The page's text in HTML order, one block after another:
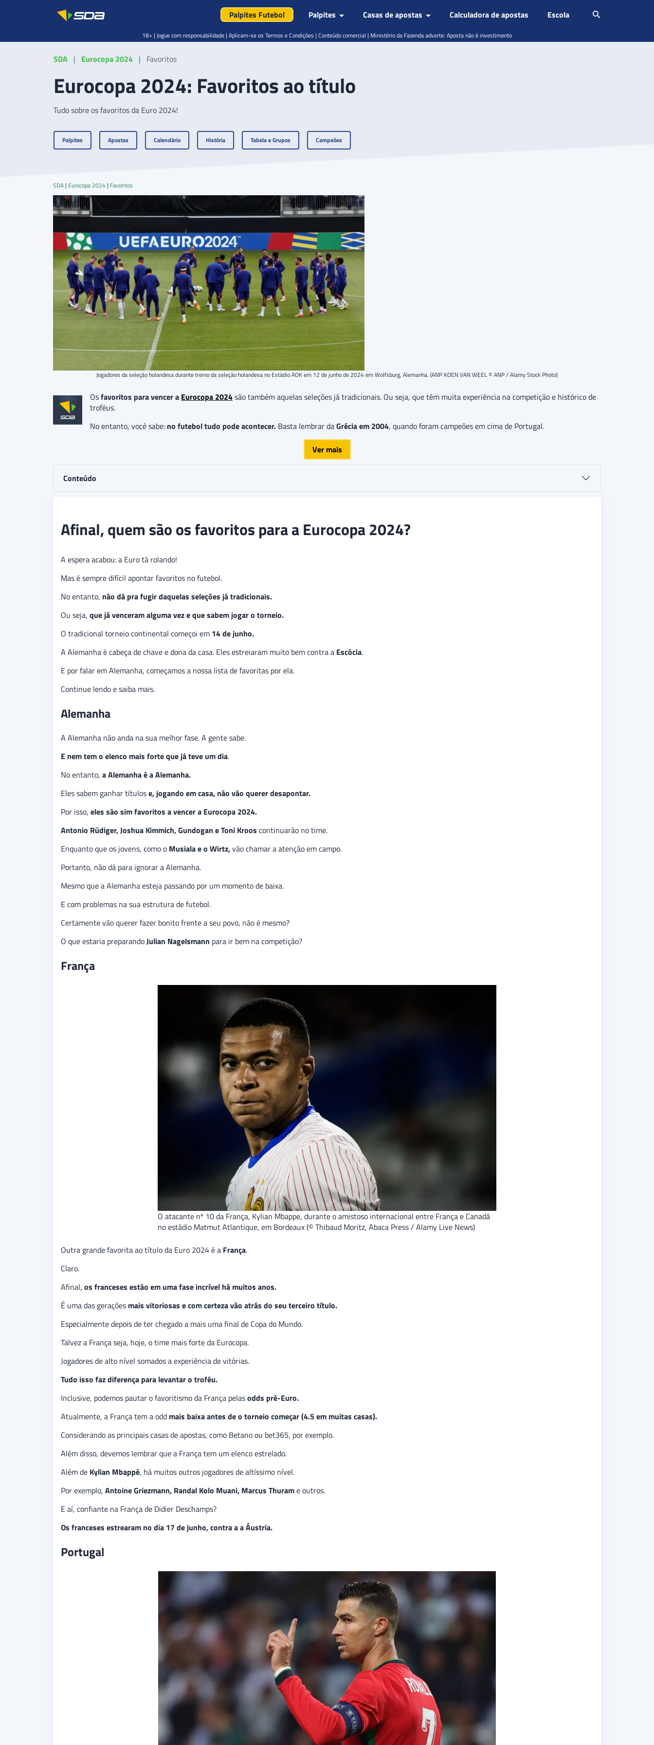
Palpites Futebol Palpites Casas de apostas Calculadora de apostas Escola
SDA | Eurocopa 2024 | Favoritos
Eurocopa 2024: Favoritos ao título
Tudo sobre os favoritos da Euro 2024!
Palpites Apostas Calendário História Tabela e Grupos Campeões
SDA | Eurocopa 2024 | Favoritos
Jogadores da seleção holandesa durante treino da seleção holandesa no Estádio AOK em 12 de junho de 2024 em Wolfsburg, Alemanha. (ANP KOEN VAN WEEL © ANP / Alamy Stock Photo)
Osfavoritos para vencer a Eurocopa 2024são também aquelas seleções já tradicionais. Ou seja, que têm muita experiência na competição e histórico de
troféus.
No entanto, você sabe: no futebol tudo pode acontecer. Basta lembrar daGrécia em 2004, quando foram campeões em cima de Portugal.
Ver mais
Conteúdo
Afinal, quem são os favoritos para a Eurocopa 2024?
A espera acabou: a Euro tá rolando!
Mas é sempre difícil apontar favoritos no futebol.
No entanto, não dá pra fugir daquelas seleções já tradicionais.
Ou seja, que já venceram alguma vez e que sabem jogar o torneio.
O tradicional torneio continental começoi em 14 de junho.
A Alemanha é cabeça de chave e dona da casa. Eles estreiaram muito bem contra a Escócia.
E por falar em Alemanha, começamos a nossa lista de favoritas por ela.
Continue lendo e saiba mais.
Alemanha
A Alemanha não anda na sua melhor fase. A gente sabe.
E nem tem o elenco mais forte que já teve um dia.
No entanto, a Alemanha é a Alemanha.
Eles sabem ganhar títulose, jogando em casa, não vão querer desapontar.
Por isso, eles são sim favoritos a vencer a Eurocopa 2024.
Antonio Rüdiger, Joshua Kimmich, Gundogan e Toni Kroos continuarão no time.
Enquanto que os jovens, como o Musiala e o Wirtz,vão chamar a atenção em campo.
Portanto, não dá para ignorar a Alemanha.
Mesmo que a Alemanha esteja passando por um momento de baixa.
E com problemas na sua estrutura de futebol.
Certamente vão querer fazer bonito frente a seu povo, não é mesmo?
O que estaria preparandoJulian Nagelsmann para ir bem na competição?
França
O atacante nº 10 da França, Kylian Mbappe, durante o amistoso internacional entre França e Canadá
no estádio Matmut Atlantique, em Bordeaux (© Thibaud Moritz, Abaca Press / Alamy Live News)
Outra grande favorita ao título da Euro 2024 é a França.
Claro.
Afinal, os franceses estão em uma fase incrível há muitos anos.
É uma das gerações mais vitoriosas e com certeza vão atrás do seu terceiro título.
Especialmente depois de ter chegado a mais uma final de Copa do Mundo.
Talvez a França seja, hoje, o time mais forte da Eurocopa.
Jogadores de alto nível somados a experiência de vitórias.
Tudo isso faz diferença para levantar o troféu.
Inclusive, podemos pautar o favoritismo da França pelasodds pré-Euro.
Atualmente, a França tem a odd mais baixa antes de o torneio começar (4.5 em muitas casas).
Considerando as principais casas de apostas, como Betano ou bet365, por exemplo.
Além disso, devemos lembrar que a França tem um elenco estrelado.
Além de Kylian Mbappé, há muitos outros jogadores de altíssimo nível.
Por exemplo, Antoine Griezmann, Randal Kolo Muani, Marcus Thurame outros.
E aí, confiante na França de Didier Deschamps?
Os franceses estrearam no dia 17 de junho, contra a a Áustria.
Portugal
18+ | Jogue com responsabilidade | Aplicam-se os Termos e Condições | Conteúdo comercial | Ministério da Fazenda adverte: Aposta não é investimento